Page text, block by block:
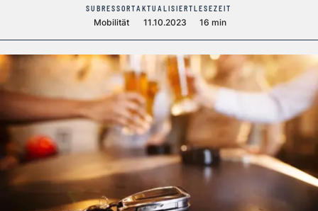
SUBRESSORT
Mobilität
AKTUALISIERT
11.10.2023
LESEZEIT
16 min